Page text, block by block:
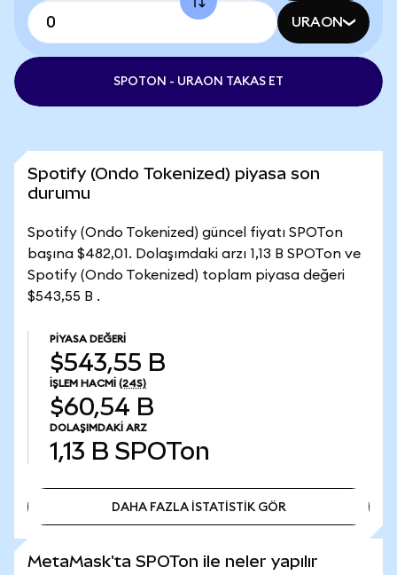
URAON
SPOTON - URAON TAKAS ET
Spotify (Ondo Tokenized) piyasa son
durumu
Spotify (Ondo Tokenized) güncel fiyatı SPOTon
başına $482,01. Dolaşımdaki arzı 1,13 B SPOTon ve
Spotify (Ondo Tokenized) toplam piyasa değeri
$543,55 B .
PIYASA DEĞERI
$543,55 B
İŞLEM HACMI (24S)
$60,54 B
DOLAŞIMDAKI ARZ
1,13 B SPOTon
DAHA FAZLA İSTATİSTİK GÖR
MetaMask'ta SPOTon ile neler yapılır